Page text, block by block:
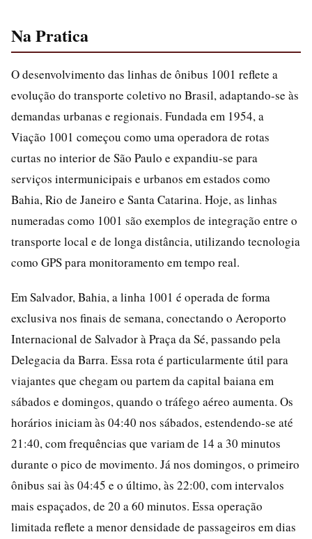
Na Pratica
O desenvolvimento das linhas de ônibus 1001 reflete a
evolução do transporte coletivo no Brasil, adaptando-se às
demandas urbanas e regionais. Fundada em 1954, a
Viação 1001 começou como uma operadora de rotas
curtas no interior de São Paulo e expandiu-se para
serviços intermunicipais e urbanos em estados como
Bahia, Rio de Janeiro e Santa Catarina. Hoje, as linhas
numeradas como 1001 são exemplos de integração entre o
transporte local e de longa distância, utilizando tecnologia
como GPS para monitoramento em tempo real.
Em Salvador, Bahia, a linha 1001 é operada de forma
exclusiva nos finais de semana, conectando o Aeroporto
Internacional de Salvador à Praça da Sé, passando pela
Delegacia da Barra. Essa rota é particularmente útil para
viajantes que chegam ou partem da capital baiana em
sábados e domingos, quando o tráfego aéreo aumenta. Os
horários iniciam às 04:40 nos sábados, estendendo-se até
21:40, com frequências que variam de 14 a 30 minutos
durante o pico de movimento. Já nos domingos, o primeiro
ônibus sai às 04:45 e o último, às 22:00, com intervalos
mais espaçados, de 20 a 60 minutos. Essa operação
limitada reflete a menor densidade de passageiros em dias